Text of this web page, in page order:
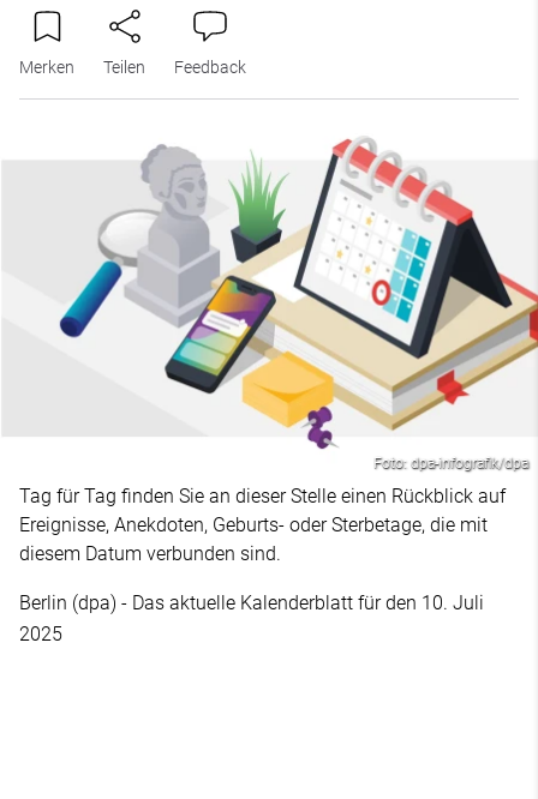
Merken Teilen Feedback
Foto: dpa-infografik/dpa
Tag für Tag finden Sie an dieser Stelle einen Rückblick auf
Ereignisse, Anekdoten, Geburts- oder Sterbetage, die mit
diesem Datum verbunden sind.
Berlin (dpa) - Das aktuelle Kalenderblatt für den 10. Juli
2025